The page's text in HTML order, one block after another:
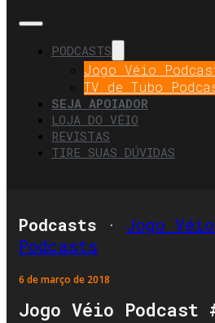
PODCASTS
Jogo Véio
TV de Tubo
SEJA APOIADOR
LOJA DO VÉIO
REVISTAS
TIRE SUAS DÚVIDAS
Podcasts · Jogo
Podcasts
6 de março de 2018
Jogo Véio Podcast